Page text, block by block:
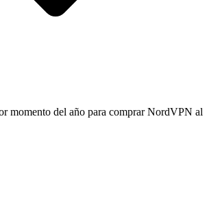
momento del año para comprar NordVPN al